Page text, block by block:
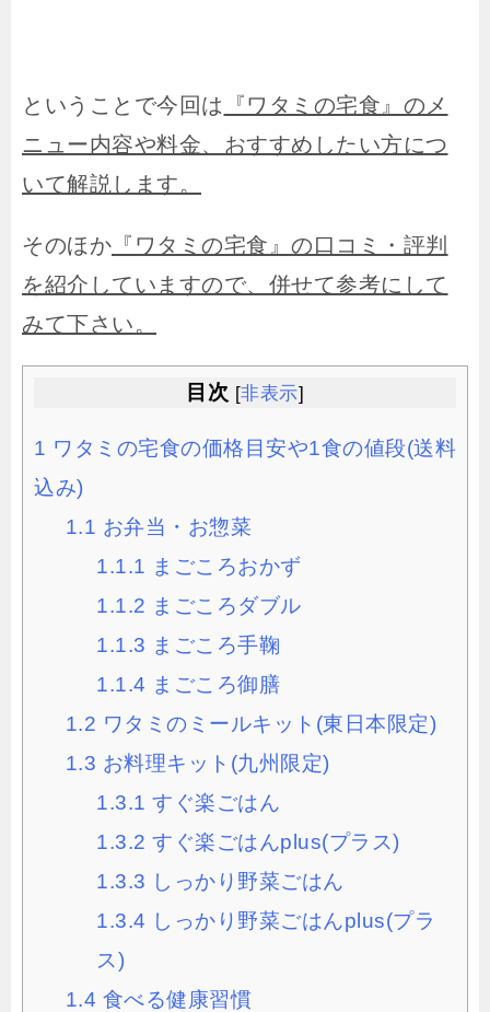
ということで今回は
『ワタミの宅食』のメ
ニュー内容や料金、おすすめしたい方につ
いて解説します。
そのほか 『ワタミの宅食』の口コミ・評判
を紹介していますので、併せて参考にして
みて下さい。
目次 [非表示]
1 ワタミの宅食の価格目安や1食の値段(送料
込み)
1.1 お弁当・お惣菜
1.1.1 まごころおかず
1.1.2 まごころダブル
1.1.3 まごころ手鞠
1.1.4 まごころ御膳
1.2 ワタミのミールキット(東日本限定)
1.3 お料理キット(九州限定)
1.3.1 すぐ楽ごはん
1.3.2 すぐ楽ごはんplus(プラス)
1.3.3 しっかり野菜ごはん
1.3.4 しっかり野菜ごはんplus(プラ
ス)
1.4 食べる健康習慣